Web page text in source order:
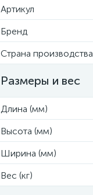
Артикул
Бренд
Страна производства
Размеры и вес
Длина (мм)
Высота (мм)
Ширина (мм)
Вес (кг)